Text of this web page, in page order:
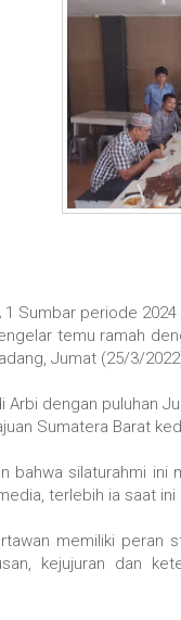
Sumbar periode
temu ramah
Jumat (25/3/
Arbi dengan puluhan
Sumatera Barat
bahwa silaturahmi ini
terlebih ia saat
memiliki peran
kejujuran dan